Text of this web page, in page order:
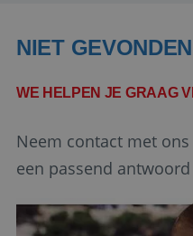
NIET
WE HELPEN JE GRAAG
Neem contact met
een passend